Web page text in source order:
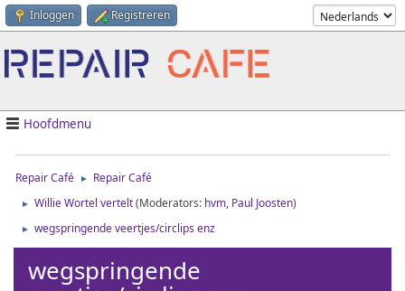
Inloggen Registreren
Hoofdmenu
Repair Café ► Repair Café
► Willie Wortel vertelt(Moderators: hvm, Paul Joosten)
► wegspringende veertjes/circlips enz
wegspringende